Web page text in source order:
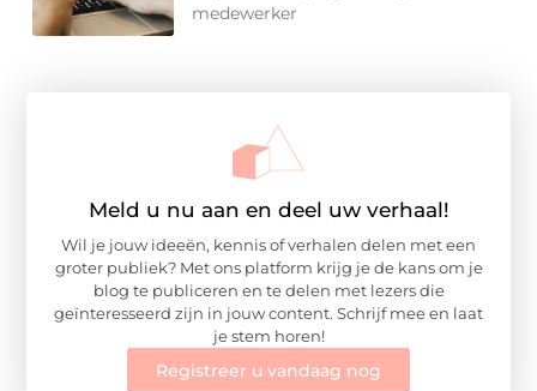
medewerker
Meld u nu aan en deel uw verhaal!
Wil je jouw ideeën, kennis of verhalen delen met een
groter publiek? Met ons platform krijg je de kans om je
blog te publiceren en te delen met lezers die
geïnteresseerd zijn in jouw content. Schrijf mee en laat
je stem horen!
Registreer u vandaag nog